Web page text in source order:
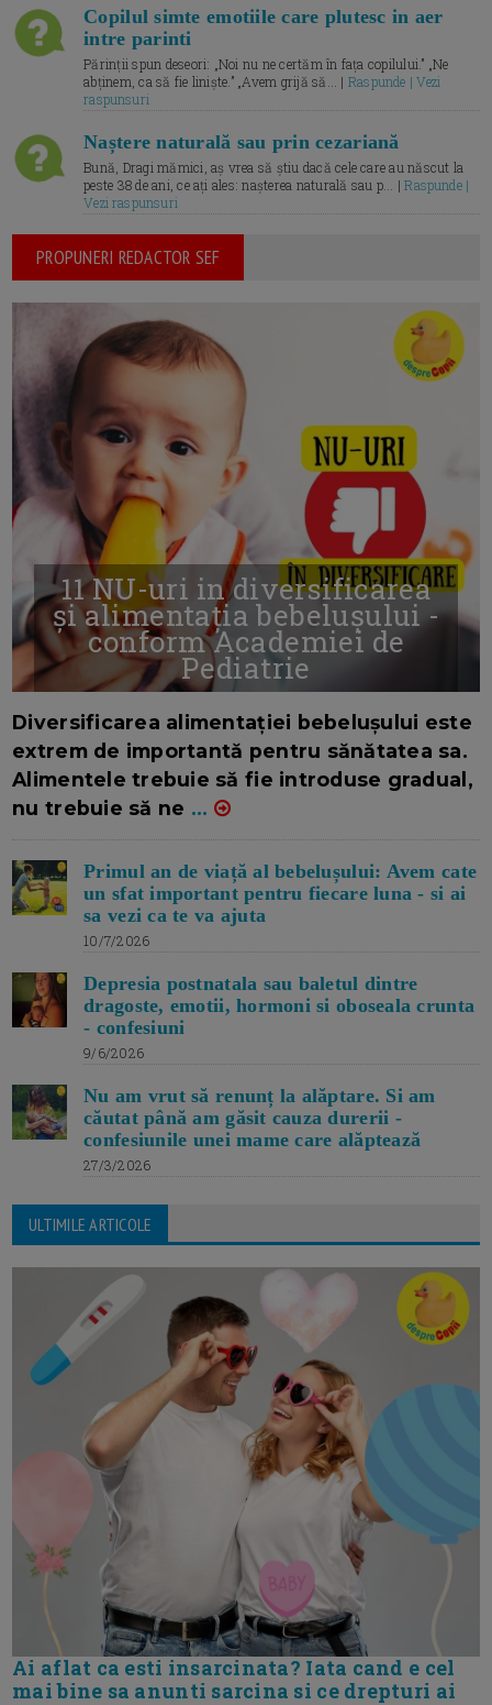
Copilul simte emotiile care plutesc in aer
intre parinti
Părinții spun deseori: „Noi nu ne certăm în fața copilului.” „Ne
abținem, ca să fie liniște.” „Avem grijă să... | Raspunde | Vezi
raspunsuri
Naștere naturală sau prin cezariană
Bună, Dragi mămici, aș vrea să știu dacă cele care au născut la
peste 38 de ani, ce ați ales: nașterea naturală sau p... |Raspunde |
Vezi raspunsuri
PROPUNERI REDACTOR SEF
11 NU-uri in diversificarea
și alimentația bebelușului -
conform Academiei de
Pediatrie
Diversificarea alimentației bebelușului este
extrem de importantă pentru sănătatea sa.
Alimentele trebuie să fie introduse gradual,
nu trebuie să ne ...
Primul an de viață al bebelușului: Avem cate
un sfat important pentru fiecare luna - si ai
sa vezi ca te va ajuta
10/7/2026
Depresia postnatala sau baletul dintre
dragoste, emotii, hormoni si oboseala crunta
- confesiuni
9/6/2026
Nu am vrut să renunț la alăptare. Si am
căutat până am găsit cauza durerii -
confesiunile unei mame care alăptează
27/3/2026
ULTIMILE ARTICOLE
Ai aflat ca esti insarcinata? Iata cand e cel
mai bine sa anunti sarcina si ce drepturi ai